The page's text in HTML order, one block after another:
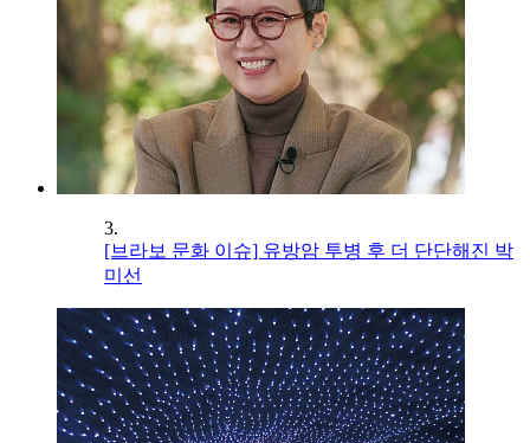
3.
[브라보 문화 이슈] 유방암 투병 후 더 단단해진 박
미선